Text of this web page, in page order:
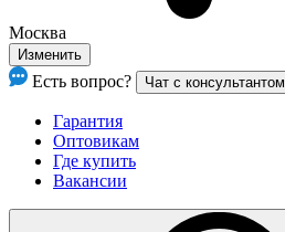
Москва
Изменить
Есть вопрос? Чат с консультантом
Гарантия
Оптовикам
Где купить
Вакансии